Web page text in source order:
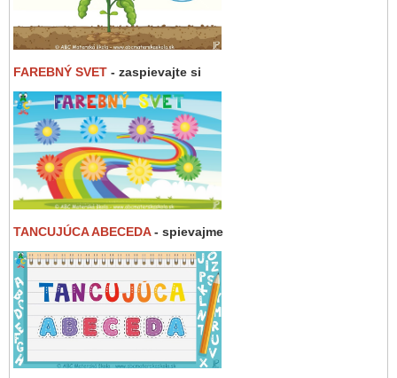
FAREBNÝ SVET - zaspievajte si
TANCUJÚCA ABECEDA- spievajme